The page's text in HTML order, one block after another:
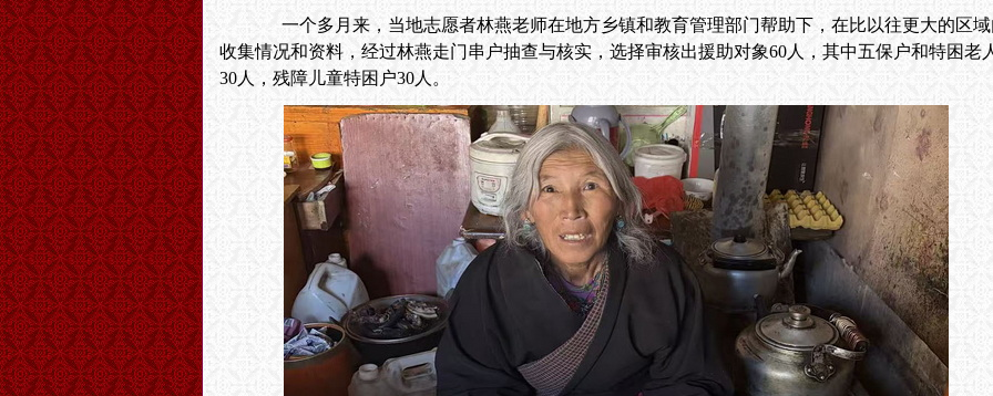
一个多月来，当地志愿者林燕老师在地方乡镇和教育管理部门帮助下，在比以往更大的区域
收集情况和资料，经过林燕走门串户抽查与核实，选择审核出援助对象60人，其中五保户和特困老
30人，残障儿童特困户30人。